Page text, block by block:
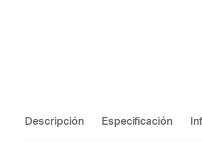
Descripción Especificación